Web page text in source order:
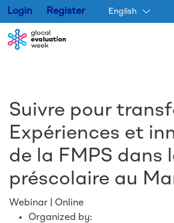
Login Register English
Suivre pour
Expériences et
de la FMPS dans
préscolaire au
Webinar | Online
Organized by: